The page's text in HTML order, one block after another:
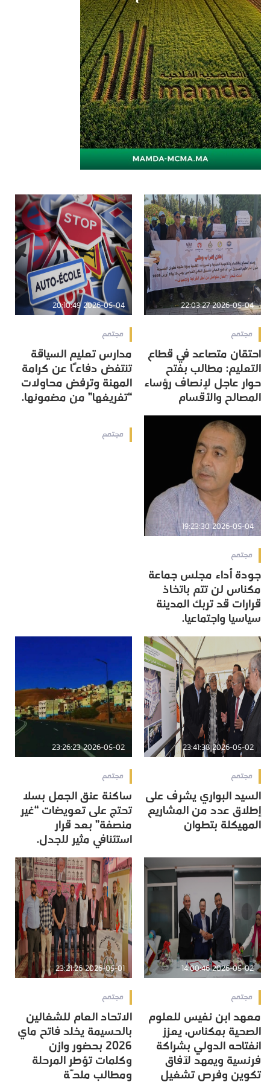
2026-05-04 22:03:27
مجتمع
احتقان متصاعد في قطاع
التعليم: مطالب بفتح
حوار عاجل لإنصاف رؤساء
المصالح والأقسام
2026-05-04 20:10:49
مجتمع
مدارس تعليم السياقة
تنتفض دفاعًا عن كرامة
المهنة وترفض محاولات
“تفريغها” من مضمونها.
2026-05-04 19:23:30
مجتمع
جودة أداء مجلس جماعة
مكناس لن تتم باتخاذ
قرارات قد تربك المدينة
سياسيا واجتماعيا.
2026-05-04 19:20:56
مجتمع
2026-05-02 23:41:38
مجتمع
السيد البواري يشرف على
إطلاق عدد من المشاريع
المهيكلة بتطوان
2026-05-02 23:26:23
مجتمع
ساكنة عنق الجمل بسلا
تحتج على تعويضات “غير
منصفة” بعد قرار
استئنافي مثير للجدل.
2026-05-02 14:00:46
مجتمع
معهد ابن نفيس للعلوم
الصحية بمكناس، يعزز
انفتاحه الدولي بشراكة
فرنسية ويمهد لآفاق
تكوين وفرص تشغيل
2026-05-01 23:21:26
مجتمع
الاتحاد العام للشغالين
بالحسيمة يخلد فاتح ماي
2026 بحضور وازن
وكلمات تؤطر المرحلة
ومطالب ملحّة